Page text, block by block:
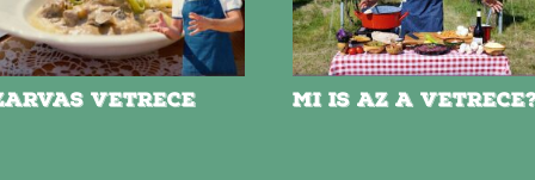
VETRECE MI IS AZ A